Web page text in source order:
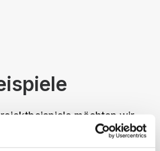
möchten wir
Methoden und Strategien